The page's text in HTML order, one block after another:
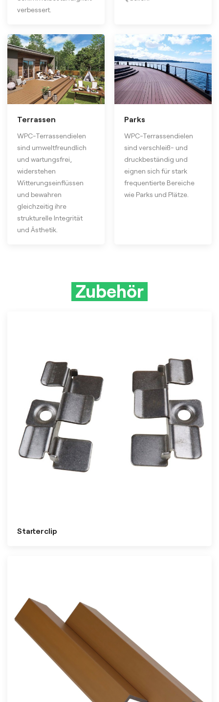
verbessert.
Terrassen
WPC-Terrassendielen
sind umweltfreundlich
und wartungsfrei,
widerstehen
Witterungseinflüssen
und bewahren
gleichzeitig ihre
strukturelle Integrität
und Ästhetik.
Parks
WPC-Terrassendielen
sind verschleiß- und
druckbeständig und
eignen sich für stark
frequentierte Bereiche
wie Parks und Plätze.
Zubehör
Starterclip